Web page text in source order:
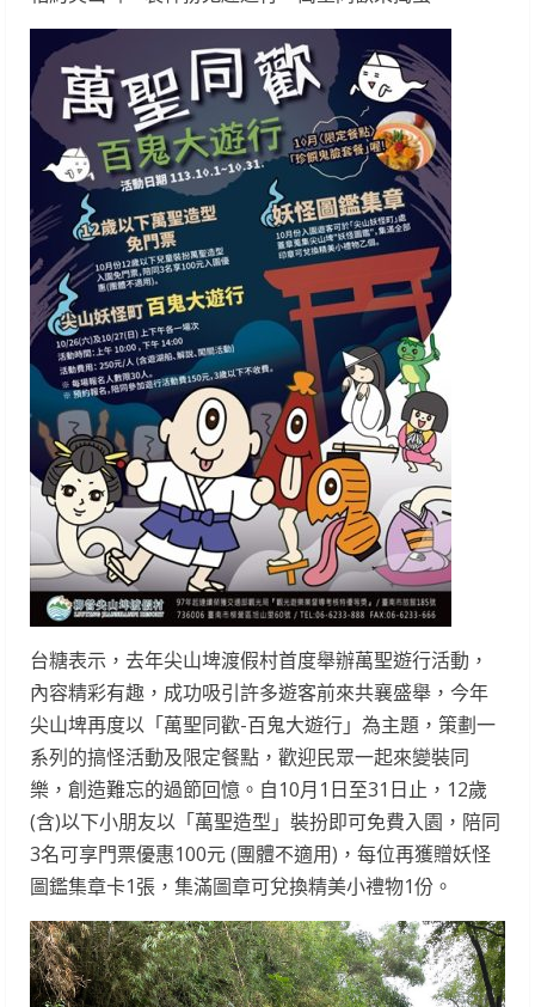
台糖表示，去年尖山埤渡假村首度舉辦萬聖遊行活動，
內容精彩有趣，成功吸引許多遊客前來共襄盛舉，今年
尖山埤再度以「萬聖同歡-百鬼大遊行」為主題，策劃一
系列的搞怪活動及限定餐點，歡迎民眾一起來變裝同
樂，創造難忘的過節回憶。自10月1日至31日止，12歲
(含)以下小朋友以「萬聖造型」裝扮即可免費入園，陪同
3名可享門票優惠100元 (團體不適用)，每位再獲贈妖怪
圖鑑集章卡1張，集滿圖章可兌換精美小禮物1份。